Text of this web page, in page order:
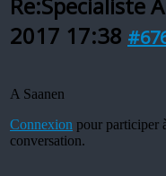
2017 17:38
A Saanen
Connexion pour participer
conversation.